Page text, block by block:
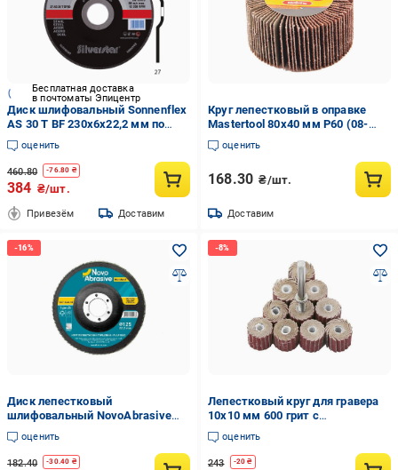
Бесплатная доставка
в почтоматы Эпицентр
Диск шлифовальный Sonnenflex
AS 30 T BF 230x6x22,2 мм по
металлу тип 27
(INKRZ000000230601S)
оценить
460.80 -76.80 ₴
384 ₴/шт.
Привезём Доставим
Круг лепестковый в оправке
Mastertool 80х40 мм Р60 (08-
2296)
оценить
168.30 ₴/шт.
Доставим
Диск лепестковый
шлифовальный NovoAbrasive
Standard 125 мм P120 по
металлу/дереву тип 27 2 шт.
(INKRZ00000D125A22S)
оценить
182.40 -30.40 ₴
Лепестковый круг для гравера
10x10 мм 600 грит с
держателем 10 шт. (215fcee5)
оценить
243 -20 ₴